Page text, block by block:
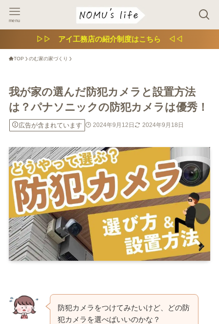
menu
▷▷ アイ工務店の紹介制度はこちら ◁◁
TOP のむ家の家づくり
我が家の選んだ防犯カメラと設置方法
は？パナソニックの防犯カメラは優秀！
広告が含まれています 2024年9月12日 2024年9月18日
防犯カメラをつけてみたいけど、どの防
犯カメラを選べばいいのかな？